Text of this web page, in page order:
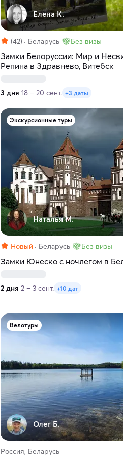
Елена К.
(42) Беларусь Без визы
Замки Белоруссии: Мир и
Репина в Здравнево, Витебск
3 дня 18 – 20 сент. +3 даты
Экскурсионные туры
Наталья М.
Новый Беларусь Без визы
Замки Юнеско с ночлегом в
2 дня 2 – 3 сент. +10 дат
Велотуры
Олег Б.
Россия, Беларусь